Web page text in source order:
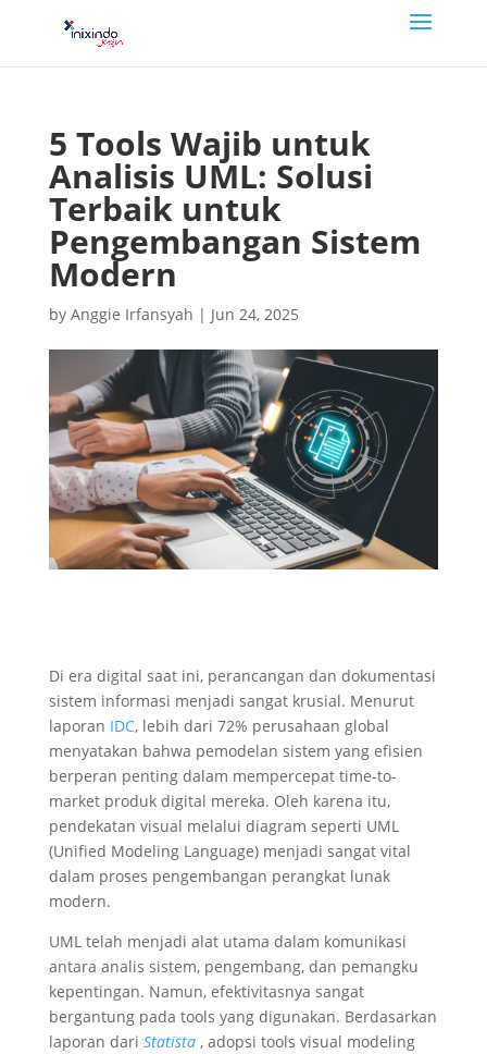
5 Tools Wajib untuk
Analisis UML: Solusi
Terbaik untuk
Pengembangan Sistem
Modern
by Anggie Irfansyah | Jun 24, 2025
Di era digital saat ini, perancangan dan dokumentasi
sistem informasi menjadi sangat krusial. Menurut
laporan IDC, lebih dari 72% perusahaan global
menyatakan bahwa pemodelan sistem yang efisien
berperan penting dalam mempercepat time-to-
market produk digital mereka. Oleh karena itu,
pendekatan visual melalui diagram seperti UML
(Unified Modeling Language) menjadi sangat vital
dalam proses pengembangan perangkat lunak
modern.
UML telah menjadi alat utama dalam komunikasi
antara analis sistem, pengembang, dan pemangku
kepentingan. Namun, efektivitasnya sangat
bergantung pada tools yang digunakan. Berdasarkan
laporan dari Statista , adopsi tools visual modeling